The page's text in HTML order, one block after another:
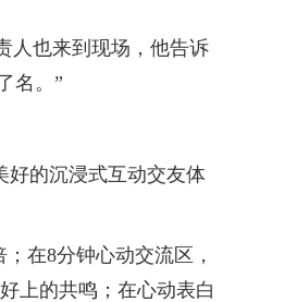
人也来到现场，他告诉
名。”
的沉浸式互动交友体
在8分钟心动交流区，
上的共鸣；在心动表白